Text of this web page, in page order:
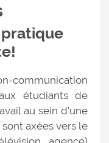
étudiants de
au sein d'une
axées vers le